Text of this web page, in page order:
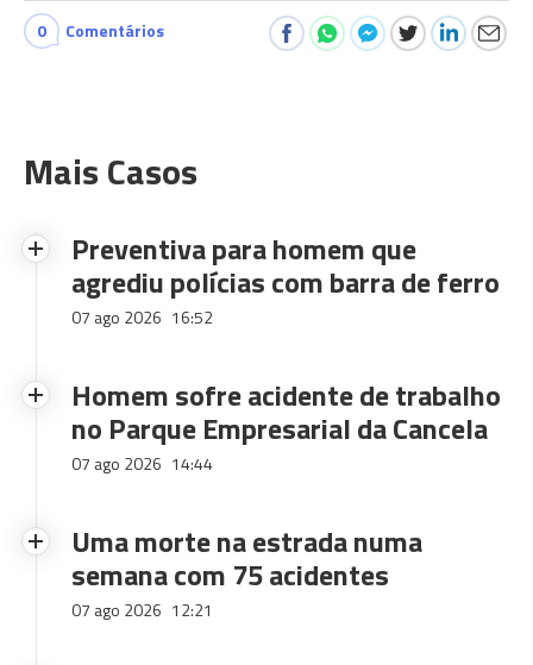
0 Comentários
Mais Casos
Preventiva para homem que
agrediu polícias com barra de ferro
07 ago 2026 16:52
Homem sofre acidente de trabalho
no Parque Empresarial da Cancela
07 ago 2026 14:44
Uma morte na estrada numa
semana com 75 acidentes
07 ago 2026 12:21